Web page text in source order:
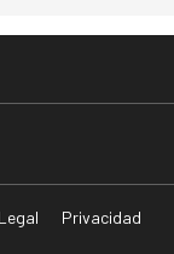
Privacidad